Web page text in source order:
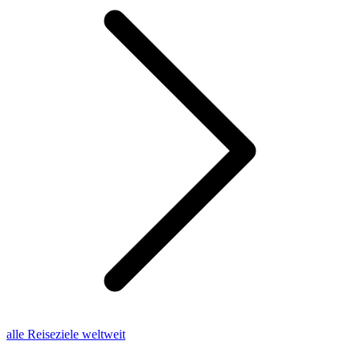
alle Reiseziele weltweit